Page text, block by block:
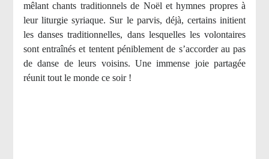
mêlant chants traditionnels de Noël et hymnes propres à
leur liturgie syriaque. Sur le parvis, déjà, certains initient
les danses traditionnelles, dans lesquelles les volontaires
sont entraînés et tentent péniblement de s’accorder au pas
de danse de leurs voisins. Une immense joie partagée
réunit tout le monde ce soir !